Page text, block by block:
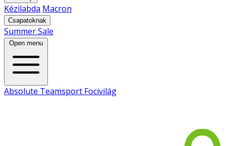
Kézilabda Macron
Csapatoknak
Summer Sale
Open menu
Absolute Teamsport Focivilág